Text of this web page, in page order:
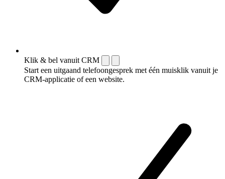
Klik & bel vanuit CRM
Start een uitgaand telefoongesprek met één muisklik vanuit je
CRM-applicatie of een website.